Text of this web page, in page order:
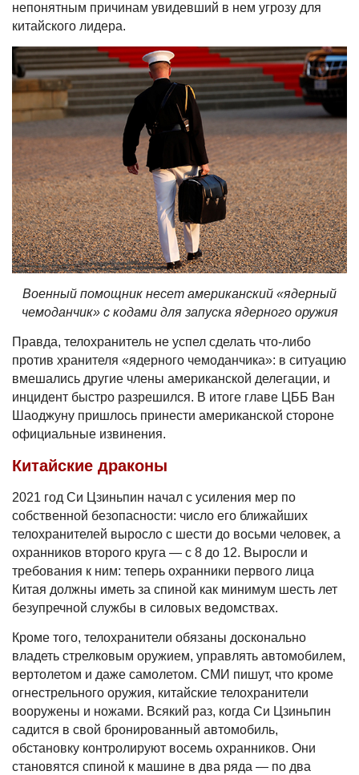
непонятным причинам увидевший в нем угрозу для
китайского лидера.
Военный помощник несет американский «ядерный
чемоданчик» с кодами для запуска ядерного оружия
Правда, телохранитель не успел сделать что-либо
против хранителя «ядерного чемоданчика»: в ситуацию
вмешались другие члены американской делегации, и
инцидент быстро разрешился. В итоге главе ЦББ Ван
Шаоджуну пришлось принести американской стороне
официальные извинения.
Китайские драконы
2021 год Си Цзиньпин начал с усиления мер по
собственной безопасности: число его ближайших
телохранителей выросло с шести до восьми человек, а
охранников второго круга — с 8 до 12. Выросли и
требования к ним: теперь охранники первого лица
Китая должны иметь за спиной как минимум шесть лет
безупречной службы в силовых ведомствах.
Кроме того, телохранители обязаны досконально
владеть стрелковым оружием, управлять автомобилем,
вертолетом и даже самолетом. СМИ пишут, что кроме
огнестрельного оружия, китайские телохранители
вооружены и ножами. Всякий раз, когда Си Цзиньпин
садится в свой бронированный автомобиль,
обстановку контролируют восемь охранников. Они
становятся спиной к машине в два ряда — по два